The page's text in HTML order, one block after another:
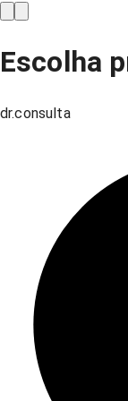
Escolha
dr.consulta